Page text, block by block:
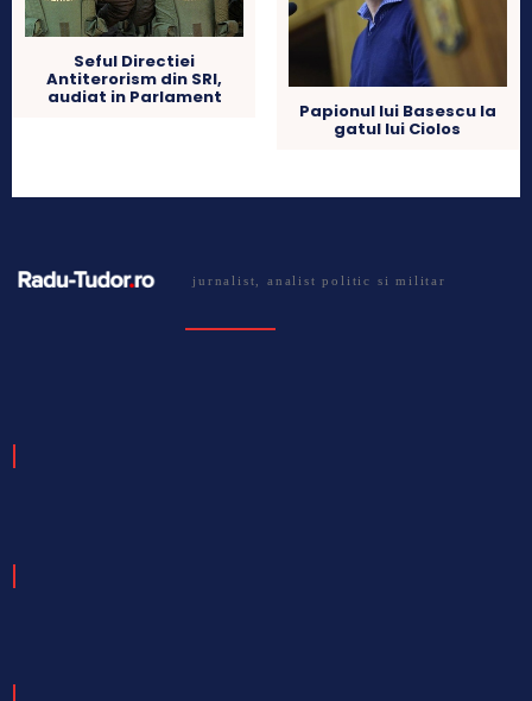
Seful Directiei
Antiterorism din SRI,
audiat in Parlament
Papionul lui Basescu la
gatul lui Ciolos
jurnalist, analist politic si militar